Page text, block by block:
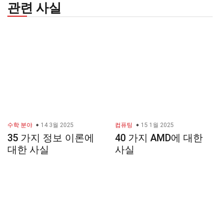
관련 사실
수학 분야 14 3월 2025
35 가지 정보 이론에
대한 사실
컴퓨팅 15 1월 2025
40 가지 AMD에 대한
사실